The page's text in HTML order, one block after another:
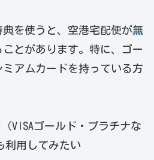
を使うと、空港宅配便が無
ことがあります。特に、ゴー
アムカードを持っている方
VISAゴールド・プラチナな
用してみたい